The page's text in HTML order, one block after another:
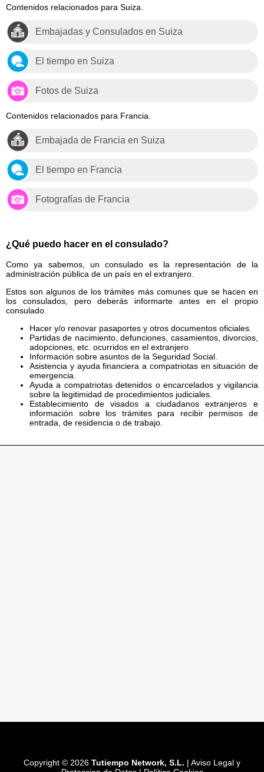
Contenidos relacionados para Suiza.
Embajadas y Consulados en Suiza
El tiempo en Suiza
Fotos de Suiza
Contenidos relacionados para Francia.
Embajada de Francia en Suiza
El tiempo en Francia
Fotografías de Francia
¿Qué puedo hacer en el consulado?
Como ya sabemos, un consulado es la representación de la
administración pública de un país en el extranjero.
Estos son algunos de los trámites más comunes que se hacen en
los consulados, pero deberás informarte antes en el propio
consulado.
Hacer y/o renovar pasaportes y otros documentos oficiales.
Partidas de nacimiento, defunciones, casamientos, divorcios,
adopciones, etc. ocurridos en el extranjero.
Información sobre asuntos de la Seguridad Social.
Asistencia y ayuda financiera a compatriotas en situación de
emergencia.
Ayuda a compatriotas detenidos o encarcelados y vigilancia
sobre la legitimidad de procedimientos judiciales.
Establecimiento de visados a ciudadanos extranjeros e
información sobre los trámites para recibir permisos de
entrada, de residencia o de trabajo.
Copyright © 2026 Tutiempo Network, S.L. | Aviso Legal y